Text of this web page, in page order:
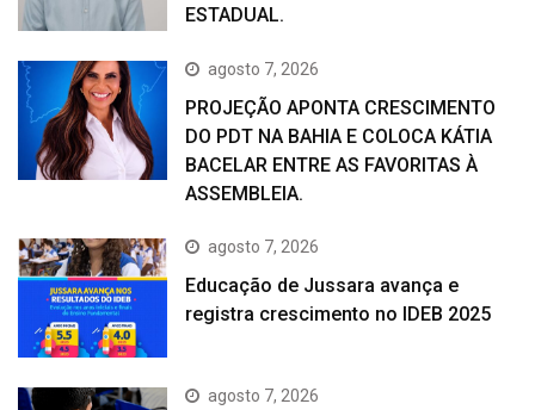
ESTADUAL.
agosto 7, 2026
PROJEÇÃO APONTA CRESCIMENTO
DO PDT NA BAHIA E COLOCA KÁTIA
BACELAR ENTRE AS FAVORITAS À
ASSEMBLEIA.
agosto 7, 2026
Educação de Jussara avança e
registra crescimento no IDEB 2025
agosto 7, 2026